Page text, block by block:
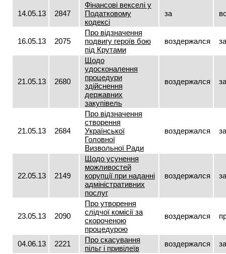
14.05.13 2847
Фінансові векселі у
Податковому
кодексі
за
16.05.13 2075
Про відзначення
подвигу героїв бою
під Крутами
воздержался за
21.05.13 2680
Щодо
удосконалення
процедури
здійснення
державних
закупівель
воздержался за
21.05.13 2684
Про відзначення
створення
Української
Головної
Визвольної Ради
воздержался за
22.05.13 2149
Щодо усунення
можливостей
корупції при наданні
адміністративних
послуг
воздержался за
23.05.13 2090
Про утворення
слідчої комісії за
скороченою
процедурою
воздержался
04.06.13 2221
Про скасування
пільг і привілеїв
воздержался за